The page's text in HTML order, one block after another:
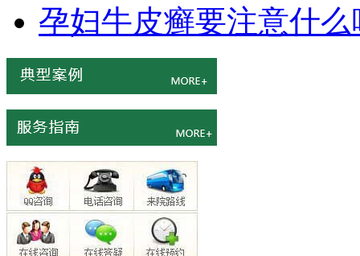
孕妇牛皮癣要注意什么